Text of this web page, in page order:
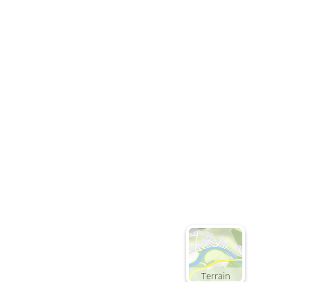
Terrain